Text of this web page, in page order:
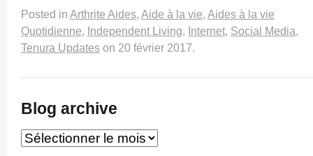
Posted in Arthrite Aides, Aide à la vie, Aides à la vie
Quotidienne, Independent Living, Internet, Social Media,
Tenura Updates on 20 février 2017.
Blog archive